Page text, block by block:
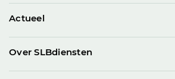
Actueel
Over SLBdiensten